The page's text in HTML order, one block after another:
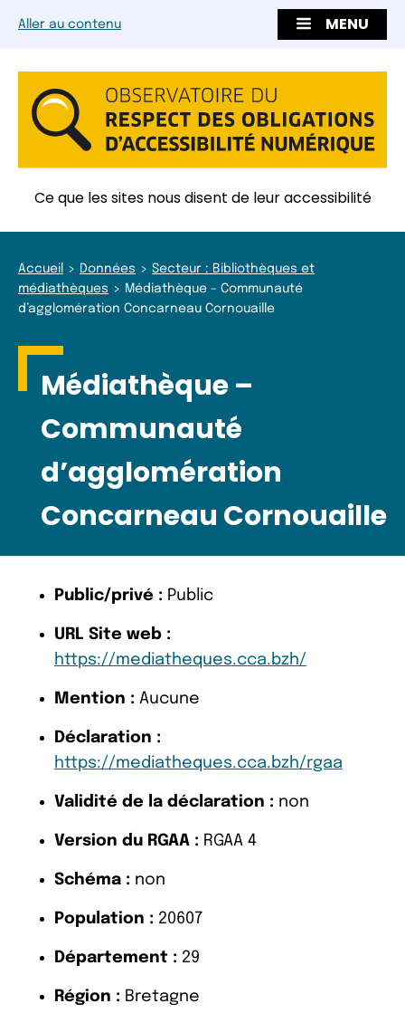
Aller au contenu MENU
Ce que les sites nous disent de leur accessibilité
Accueil Données
Secteur : Bibliothèques et
médiathèques
Médiathèque – Communauté
d’agglomération Concarneau Cornouaille
Médiathèque –
Communauté
d’agglomération
Concarneau Cornouaille
Public/privé : Public
URL Site web :
https://mediatheques.cca.bzh/
Mention : Aucune
Déclaration :
https://mediatheques.cca.bzh/rgaa
Validité de la déclaration : non
Version du RGAA : RGAA 4
Schéma : non
Population : 20607
Département : 29
Région : Bretagne